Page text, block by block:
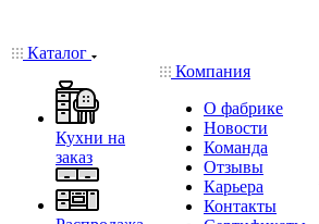
Каталог
Кухни на
заказ
Компания
О фабрике
Новости
Команда
Отзывы
Карьера
Контакты